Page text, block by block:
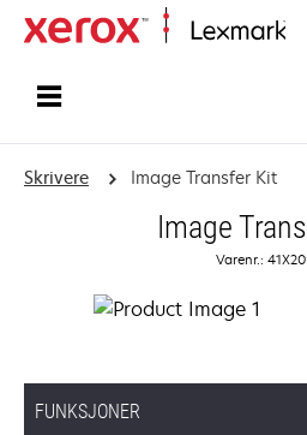
Skrivere Image Transfer Kit
Image
Varenr.:
FUNKSJONER